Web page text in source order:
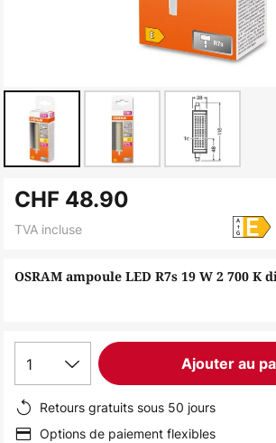
to
the
of
gallery
OSRAM ampoule LED R7s 19 W 2 700 K
CHF 48.90
TVA incluse
1 Ajouter au
Retours gratuits sous 50 jours
Options de paiement flexibles